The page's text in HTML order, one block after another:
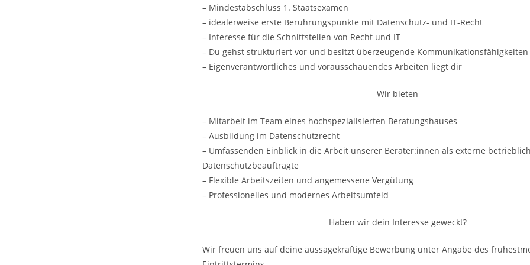
– Mindestabschluss 1. Staatsexamen
– idealerweise erste Berührungspunkte mit Datenschutz- und IT-Recht
– Interesse für die Schnittstellen von Recht und IT
– Du gehst strukturiert vor und besitzt überzeugende Kommunikationsfähigkeiten
– Eigenverantwortliches und vorausschauendes Arbeiten liegt dir
Wir bieten
– Mitarbeit im Team eines hochspezialisierten Beratungshauses
– Ausbildung im Datenschutzrecht
– Umfassenden Einblick in die Arbeit unserer Berater:innen als externe
Datenschutzbeauftragte
– Flexible Arbeitszeiten und angemessene Vergütung
– Professionelles und modernes Arbeitsumfeld
Haben wir dein Interesse geweckt?
Wir freuen uns auf deine aussagekräftige Bewerbung unter Angabe des